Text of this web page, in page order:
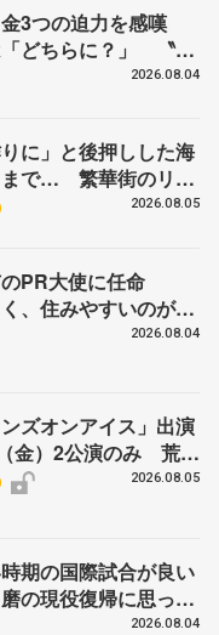
3つの迫力を感嘆
「どちらに？」 〝リ
ック3連覇の野村忠
2026.08.04
に」と後押しした海
まで… 繁華街のリン
さんも味方に 小林
2026.08.05
PR大使に任命
、住みやすいのが魅
2026.08.04
ズオンアイス」出演
金）2公演のみ 荒川
ース、20周年のアイ
2026.08.05
期の国際試合が良い
の現役復帰に思って
アンオープントロフ
2026.08.04